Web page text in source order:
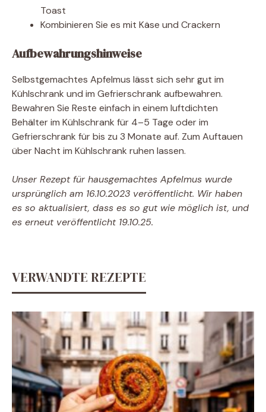
Toast
Kombinieren Sie es mit Käse und Crackern
Aufbewahrungshinweise
Selbstgemachtes Apfelmus lässt sich sehr gut im
Kühlschrank und im Gefrierschrank aufbewahren.
Bewahren Sie Reste einfach in einem luftdichten
Behälter im Kühlschrank für 4–5 Tage oder im
Gefrierschrank für bis zu 3 Monate auf. Zum Auftauen
über Nacht im Kühlschrank ruhen lassen.
Unser Rezept für hausgemachtes Apfelmus wurde
ursprünglich am 16.10.2023 veröffentlicht. Wir haben
es so aktualisiert, dass es so gut wie möglich ist, und
es erneut veröffentlicht19.10.25.
VERWANDTE REZEPTE